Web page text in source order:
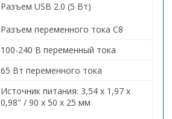
Разъем USB 2.0 (5 Вт)
Разъем переменного тока C8
100-240 В переменный тока
65 Вт переменного тока
Источник питания: 3,54 x 1,97 x
0,98" / 90 x 50 x 25 мм